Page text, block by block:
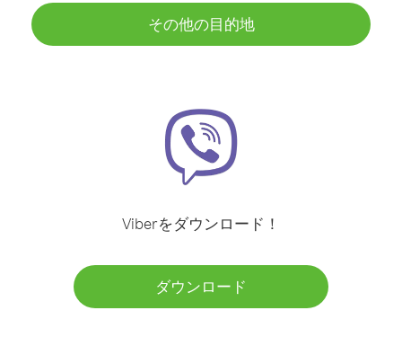
その他の目的地
Viberをダウンロード！
ダウンロード